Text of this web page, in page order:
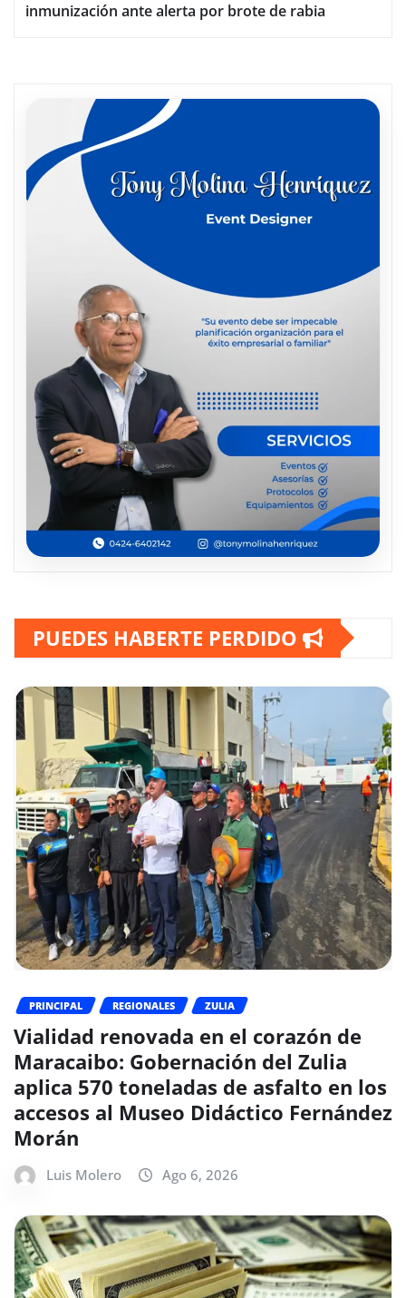
inmunización ante alerta por brote de rabia
PUEDES HABERTE PERDIDO
PRINCIPAL REGIONALES ZULIA
Vialidad renovada en el corazón de
Maracaibo: Gobernación del Zulia
aplica 570 toneladas de asfalto en los
accesos al Museo Didáctico Fernández
Morán
Luis Molero Ago 6, 2026